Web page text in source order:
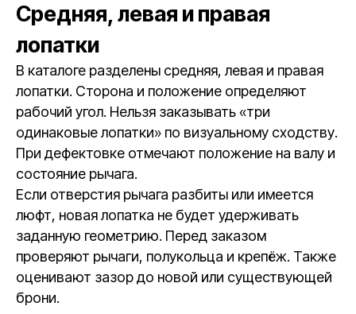
Средняя, левая и правая
лопатки
В каталоге разделены средняя, левая и правая
лопатки. Сторона и положение определяют
рабочий угол. Нельзя заказывать «три
одинаковые лопатки» по визуальному сходству.
При дефектовке отмечают положение на валу и
состояние рычага.
Если отверстия рычага разбиты или имеется
люфт, новая лопатка не будет удерживать
заданную геометрию. Перед заказом
проверяют рычаги, полукольца и крепёж. Также
оценивают зазор до новой или существующей
брони.